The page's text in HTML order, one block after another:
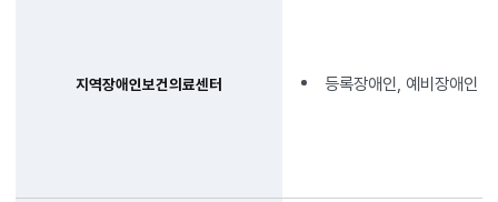
지역장애인보건의료센터 등록장애인, 예비장애인